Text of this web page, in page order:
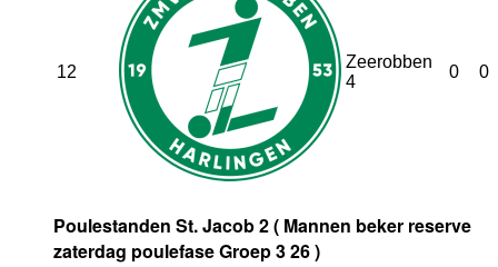
12
Zeerobben
4
0 0
Poulestanden St. Jacob 2 ( Mannen beker reserve
zaterdag poulefase Groep 3 26 )